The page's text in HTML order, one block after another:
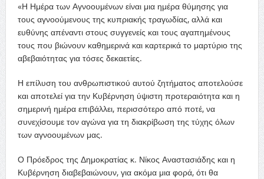
«Η Ημέρα των Αγνοουμένων είναι μια ημέρα θύμησης για
τους αγνοούμενους της κυπριακής τραγωδίας, αλλά και
ευθύνης απέναντι στους συγγενείς και τους αγαπημένους
τους που βιώνουν καθημερινά και καρτερικά το μαρτύριο της
αβεβαιότητας για τόσες δεκαετίες.
Η επίλυση του ανθρωπιστικού αυτού ζητήματος αποτελούσε
και αποτελεί για την Κυβέρνηση ύψιστη προτεραιότητα και η
σημερινή ημέρα επιβάλλει, περισσότερο από ποτέ, να
συνεχίσουμε τον αγώνα για τη διακρίβωση της τύχης όλων
των αγνοουμένων μας.
Ο Πρόεδρος της Δημοκρατίας κ. Νίκος Αναστασιάδης και η
Κυβέρνηση διαβεβαιώνουν, για ακόμα μια φορά, ότι θα